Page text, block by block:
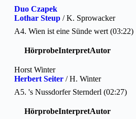
Duo Czapek
Lothar Steup / K. Sprowacker
A4. Wien ist eine Sünde wert (03:22)
HörprobeInterpretAutor
Horst Winter
Herbert Seiter / H. Winter
A5. 's Nussdorfer Sternderl (02:27)
HörprobeInterpretAutor